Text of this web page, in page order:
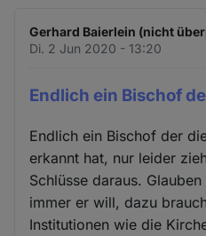
Gerhard Baierlein (nicht
Di. 2 Jun 2020 - 13:20
Endlich ein Bischof
Endlich ein Bischof der
erkannt hat, nur leider
Schlüsse daraus.
immer er will, dazu
Institutionen wie die